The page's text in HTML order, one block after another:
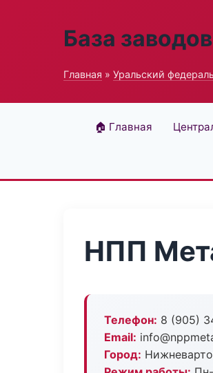
База
Главная » Уральский
🏠 Главная
НПП
Телефон: 8 (905)
Email:
Город: